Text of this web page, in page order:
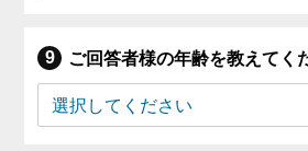
ご回答者様の年齢を教えてく